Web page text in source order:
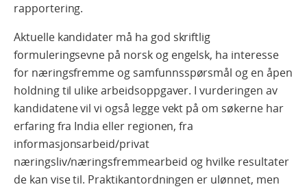
rapportering.
Aktuelle kandidater må ha god skriftlig
formuleringsevne på norsk og engelsk, ha interesse
for næringsfremme og samfunnsspørsmål og en åpen
holdning til ulike arbeidsoppgaver. I vurderingen av
kandidatene vil vi også legge vekt på om søkerne har
erfaring fra India eller regionen, fra
informasjonsarbeid/privat
næringsliv/næringsfremmearbeid og hvilke resultater
de kan vise til. Praktikantordningen er ulønnet, men